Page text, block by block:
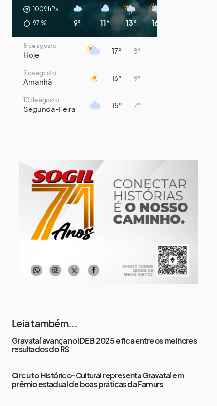
1009 hPa
97 % 9° 11° 13° 16°
8 de agosto
Hoje 17° 8°
9 de agosto
Amanhã 16° 9°
10 de agosto
Segunda-Feira 15° 7°
13 de agosto
Quinta-Feira 18° 13°
14 de agosto
Sexta-Feira 17° 13°
Leia também...
Gravataí avança no IDEB 2025 e fica entre os melhores
resultados do RS
Circuito Histórico-Cultural representa Gravataí em
prêmio estadual de boas práticas da Famurs